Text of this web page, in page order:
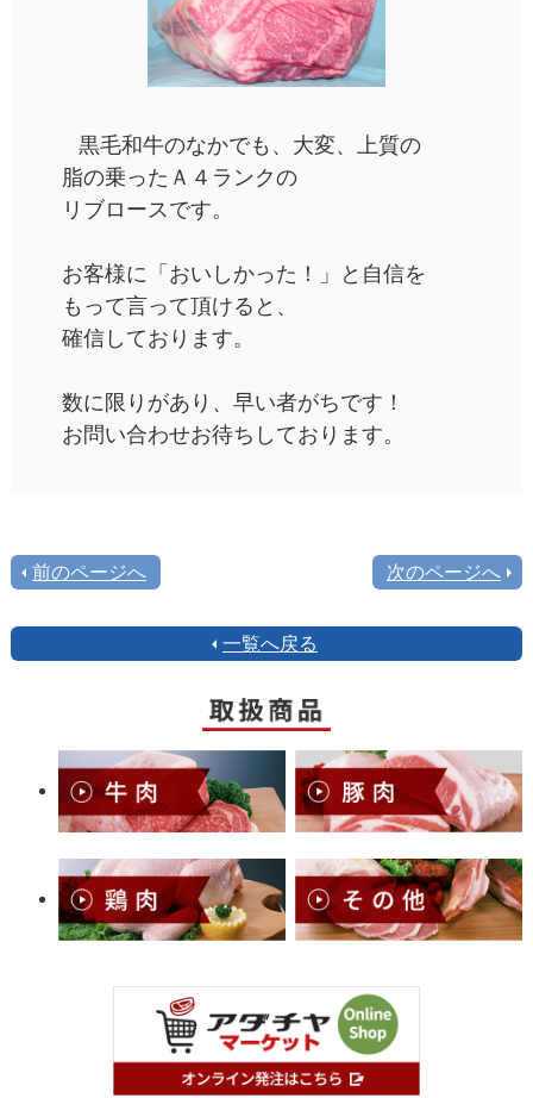
黒毛和牛のなかでも、大変、上質の
脂の乗ったＡ４ランクの
リブロースです。
お客様に「おいしかった！」と自信を
もって言って頂けると、
確信しております。
数に限りがあり、早い者がちです！
お問い合わせお待ちしております。
前のページへ 次のページへ
一覧へ戻る